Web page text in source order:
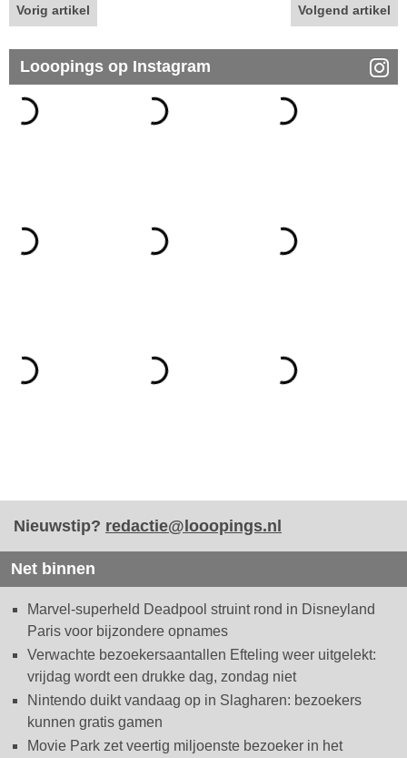
Vorig artikel Volgend artikel
Looopings op Instagram
Nieuwstip? redactie@looopings.nl
Net binnen
Marvel-superheld Deadpool struint rond in Disneyland
Paris voor bijzondere opnames
Verwachte bezoekersaantallen Efteling weer uitgelekt:
vrijdag wordt een drukke dag, zondag niet
Nintendo duikt vandaag op in Slagharen: bezoekers
kunnen gratis gamen
Movie Park zet veertig miljoenste bezoeker in het